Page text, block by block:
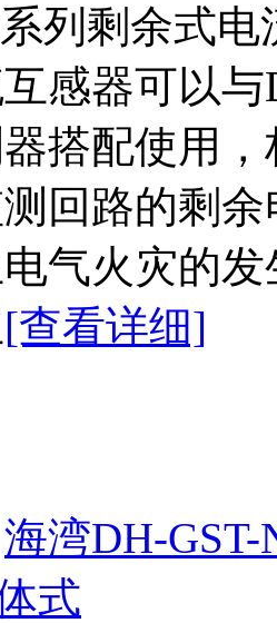
列剩余式
感器可以与
搭配使用
回路的剩
气火灾的
[查看详细]
海湾DH-
式